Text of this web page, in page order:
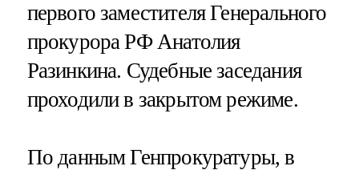
первого заместителя Генерального
прокурора РФ Анатолия
Разинкина. Судебные заседания
проходили в закрытом режиме.
По данным Генпрокуратуры, в